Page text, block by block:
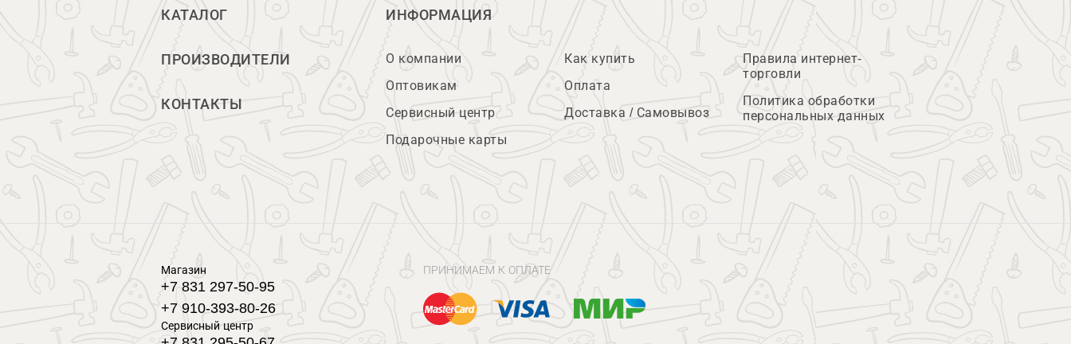
КАТАЛОГ
ПРОИЗВОДИТЕЛИ
КОНТАКТЫ
ИНФОРМАЦИЯ
О компании
Оптовикам
Сервисный центр
Подарочные карты
Как купить
Оплата
Доставка / Самовывоз
Правила интернет-
торговли
Политика обработки
персональных данных
Магазин
+7 831 297-50-95
+7 910-393-80-26
Сервисный центр
ПРИНИМАЕМ К ОПЛАТЕ